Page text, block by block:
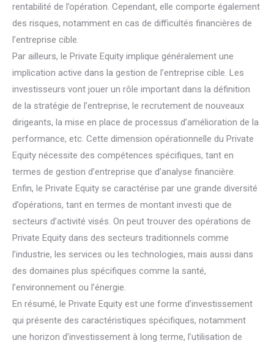
rentabilité de l’opération. Cependant, elle comporte également
des risques, notamment en cas de difficultés financières de
l’entreprise cible.
Par ailleurs, le Private Equity implique généralement une
implication active dans la gestion de l’entreprise cible. Les
investisseurs vont jouer un rôle important dans la définition
de la stratégie de l’entreprise, le recrutement de nouveaux
dirigeants, la mise en place de processus d’amélioration de la
performance, etc. Cette dimension opérationnelle du Private
Equity nécessite des compétences spécifiques, tant en
termes de gestion d’entreprise que d’analyse financière.
Enfin, le Private Equity se caractérise par une grande diversité
d’opérations, tant en termes de montant investi que de
secteurs d’activité visés. On peut trouver des opérations de
Private Equity dans des secteurs traditionnels comme
l’industrie, les services ou les technologies, mais aussi dans
des domaines plus spécifiques comme la santé,
l’environnement ou l’énergie.
En résumé, le Private Equity est une forme d’investissement
qui présente des caractéristiques spécifiques, notamment
une horizon d’investissement à long terme, l’utilisation de